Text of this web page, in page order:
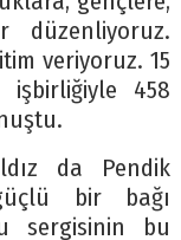
düzenliyoruz.
veriyoruz. 15
işbirliğiyle 458
da Pendik
bir bağı
sergisinin bu